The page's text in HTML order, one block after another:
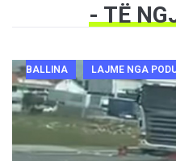
- TË
BALLINA LAJME NGA